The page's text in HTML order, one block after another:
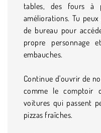
tables, des fours à
améliorations. Tu
de bureau pour
propre personnage
embauches.
Continue d'ouvrir de
comme le comptoir
voitures qui passent
pizzas fraîches.